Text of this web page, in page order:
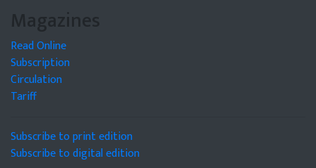
Magazines
Read Online
Subscription
Circulation
Tariff
Subscribe to print edition
Subscribe to digital edition